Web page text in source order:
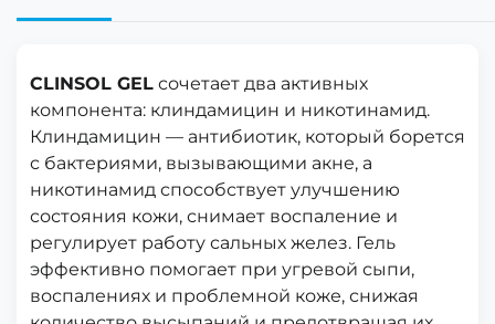
CLINSOL GEL сочетает два активных
компонента: клиндамицин и никотинамид.
Клиндамицин — антибиотик, который борется
с бактериями, вызывающими акне, а
никотинамид способствует улучшению
состояния кожи, снимает воспаление и
регулирует работу сальных желез. Гель
эффективно помогает при угревой сыпи,
воспалениях и проблемной коже, снижая